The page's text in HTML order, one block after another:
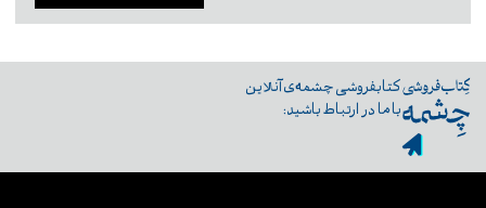
کتابفروشی چشمه‌ی آنلاین
با ما در ارتباط باشید: